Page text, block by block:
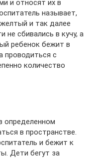
и относят их в
называет,
и так далее
не сбивались в кучу, а
ребенок бежит в
проводиться с
количество
определенном
в пространстве.
и бежит к
Дети бегут за